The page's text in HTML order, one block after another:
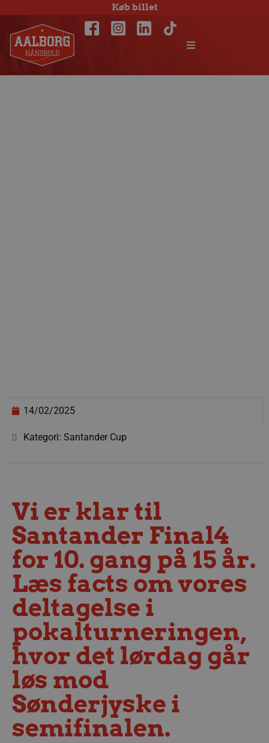
Køb billet
14/02/2025
Kategori: Santander Cup
Vi er klar til
Santander Final4
for 10. gang på 15 år.
Læs facts om vores
deltagelse i
pokalturneringen,
hvor det lørdag går
løs mod
Sønderjyske i
semifinalen.